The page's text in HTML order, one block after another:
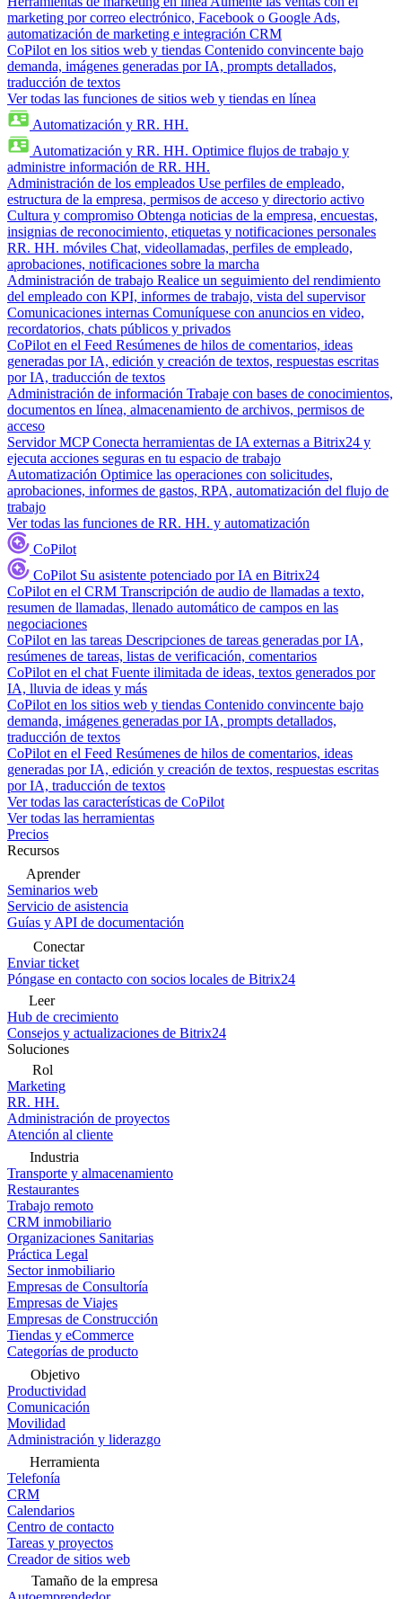
marketing por correo electrónico, Facebook o Google Ads,
automatización de marketing e integración CRM
CoPilot en los sitios web y tiendas Contenido convincente bajo
demanda, imágenes generadas por IA, prompts detallados,
traducción de textos
Ver todas las funciones de sitios web y tiendas en línea
Automatización y RR. HH.
Automatización y RR. HH. Optimice flujos de trabajo y
administre información de RR. HH.
Administración de los empleados Use perfiles de empleado,
estructura de la empresa, permisos de acceso y directorio activo
Cultura y compromiso Obtenga noticias de la empresa, encuestas,
insignias de reconocimiento, etiquetas y notificaciones personales
RR. HH. móviles Chat, videollamadas, perfiles de empleado,
aprobaciones, notificaciones sobre la marcha
Administración de trabajo Realice un seguimiento del rendimiento
del empleado con KPI, informes de trabajo, vista del supervisor
Comunicaciones internas Comuníquese con anuncios en video,
recordatorios, chats públicos y privados
CoPilot en el Feed Resúmenes de hilos de comentarios, ideas
generadas por IA, edición y creación de textos, respuestas escritas
por IA, traducción de textos
Administración de información Trabaje con bases de conocimientos,
documentos en línea, almacenamiento de archivos, permisos de
acceso
Servidor MCP Conecta herramientas de IA externas a Bitrix24 y
ejecuta acciones seguras en tu espacio de trabajo
Automatización Optimice las operaciones con solicitudes,
aprobaciones, informes de gastos, RPA, automatización del flujo de
trabajo
Ver todas las funciones de RR. HH. y automatización
CoPilot
CoPilot Su asistente potenciado por IA en Bitrix24
CoPilot en el CRM Transcripción de audio de llamadas a texto,
resumen de llamadas, llenado automático de campos en las
negociaciones
CoPilot en las tareas Descripciones de tareas generadas por IA,
resúmenes de tareas, listas de verificación, comentarios
CoPilot en el chat Fuente ilimitada de ideas, textos generados por
IA, lluvia de ideas y más
CoPilot en los sitios web y tiendas Contenido convincente bajo
demanda, imágenes generadas por IA, prompts detallados,
traducción de textos
CoPilot en el Feed Resúmenes de hilos de comentarios, ideas
generadas por IA, edición y creación de textos, respuestas escritas
por IA, traducción de textos
Ver todas las características de CoPilot
Ver todas las herramientas
Precios
Recursos
Aprender
Seminarios web
Servicio de asistencia
Guías y API de documentación
Conectar
Enviar ticket
Póngase en contacto con socios locales de Bitrix24
Leer
Hub de crecimiento
Consejos y actualizaciones de Bitrix24
Soluciones
Rol
Marketing
RR. HH.
Administración de proyectos
Atención al cliente
Industria
Transporte y almacenamiento
Restaurantes
Trabajo remoto
CRM inmobiliario
Organizaciones Sanitarias
Práctica Legal
Sector inmobiliario
Empresas de Consultoría
Empresas de Viajes
Empresas de Construcción
Tiendas y eCommerce
Categorías de producto
Objetivo
Productividad
Comunicación
Movilidad
Administración y liderazgo
Herramienta
Telefonía
CRM
Calendarios
Centro de contacto
Tareas y proyectos
Creador de sitios web
Tamaño de la empresa